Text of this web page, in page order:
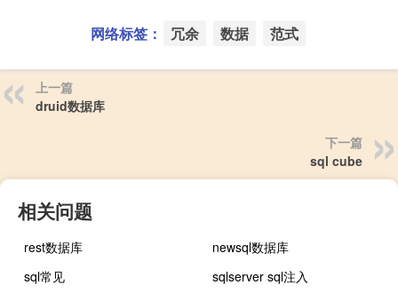
网络标签： 冗余 数据 范式
上一篇
druid数据库
下一篇
sql cube
相关问题
rest数据库
newsql数据库
sql常见
sqlserver sql注入